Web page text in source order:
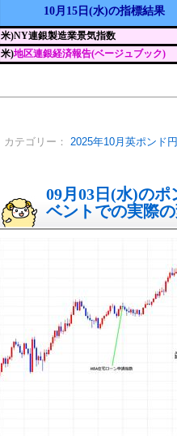
10月15日(水)の指標結果
米)NY連銀製造業景気指数
米)地区連銀経済報告(ベージュブック)
カテゴリー： 2025年10月英ポンド円
09月03日(水)の
ベントでの実際